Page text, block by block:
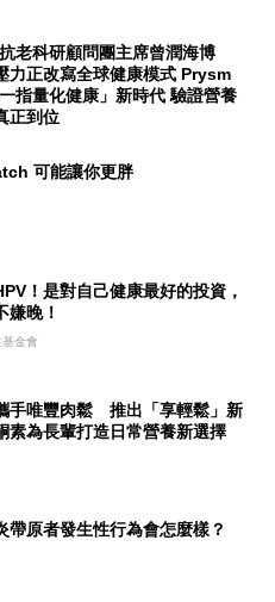
老科研顧問團主席曾潤海博
力正改寫全球健康模式 Prysm
指量化健康」新時代 驗證營養
正到位
可能讓你更胖
！是對自己健康最好的投資，
嫌晚！
金會
手唯豐肉鬆 推出「享輕鬆」新
為長輩打造日常營養新選擇
帶原者發生性行為會怎麼樣？